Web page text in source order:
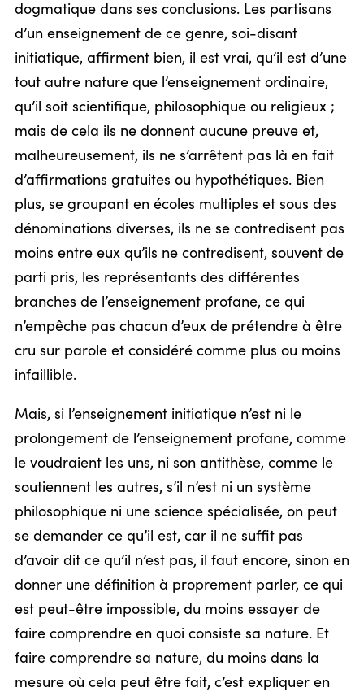
dogmatique dans ses conclusions. Les partisans
d’un enseignement de ce genre, soi-disant
initiatique, affirment bien, il est vrai, qu’il est d’une
tout autre nature que l’enseignement ordinaire,
qu’il soit scientifique, philosophique ou religieux ;
mais de cela ils ne donnent aucune preuve et,
malheureusement, ils ne s’arrêtent pas là en fait
d’affirmations gratuites ou hypothétiques. Bien
plus, se groupant en écoles multiples et sous des
dénominations diverses, ils ne se contredisent pas
moins entre eux qu’ils ne contredisent, souvent de
parti pris, les représentants des différentes
branches de l’enseignement profane, ce qui
n’empêche pas chacun d’eux de prétendre à être
cru sur parole et considéré comme plus ou moins
infaillible.
Mais, si l’enseignement initiatique n’est ni le
prolongement de l’enseignement profane, comme
le voudraient les uns, ni son antithèse, comme le
soutiennent les autres, s’il n’est ni un système
philosophique ni une science spécialisée, on peut
se demander ce qu’il est, car il ne suffit pas
d’avoir dit ce qu’il n’est pas, il faut encore, sinon en
donner une définition à proprement parler, ce qui
est peut-être impossible, du moins essayer de
faire comprendre en quoi consiste sa nature. Et
faire comprendre sa nature, du moins dans la
mesure où cela peut être fait, c’est expliquer en